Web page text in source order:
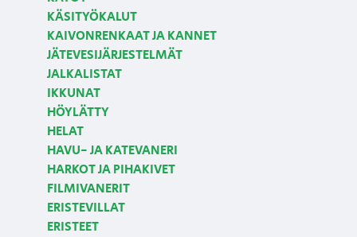
KÄSITYÖKALUT
KAIVONRENKAAT JA KANNET
JÄTEVESIJÄRJESTELMÄT
JALKALISTAT
IKKUNAT
HÖYLÄTTY
HELAT
HAVU- JA KATEVANERI
HARKOT JA PIHAKIVET
FILMIVANERIT
ERISTEVILLAT
ERISTEET